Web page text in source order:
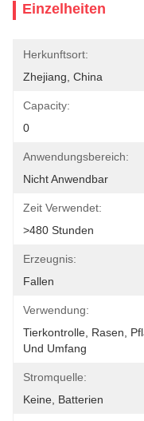
Einzelheiten
Herkunftsort:
Zhejiang, China
Capacity:
0
Anwendungsbereich:
Nicht Anwendbar
Zeit Verwendet:
>480 Stunden
Erzeugnis:
Fallen
Verwendung:
Tierkontrolle, Rasen,
Und Umfang
Stromquelle:
Keine, Batterien